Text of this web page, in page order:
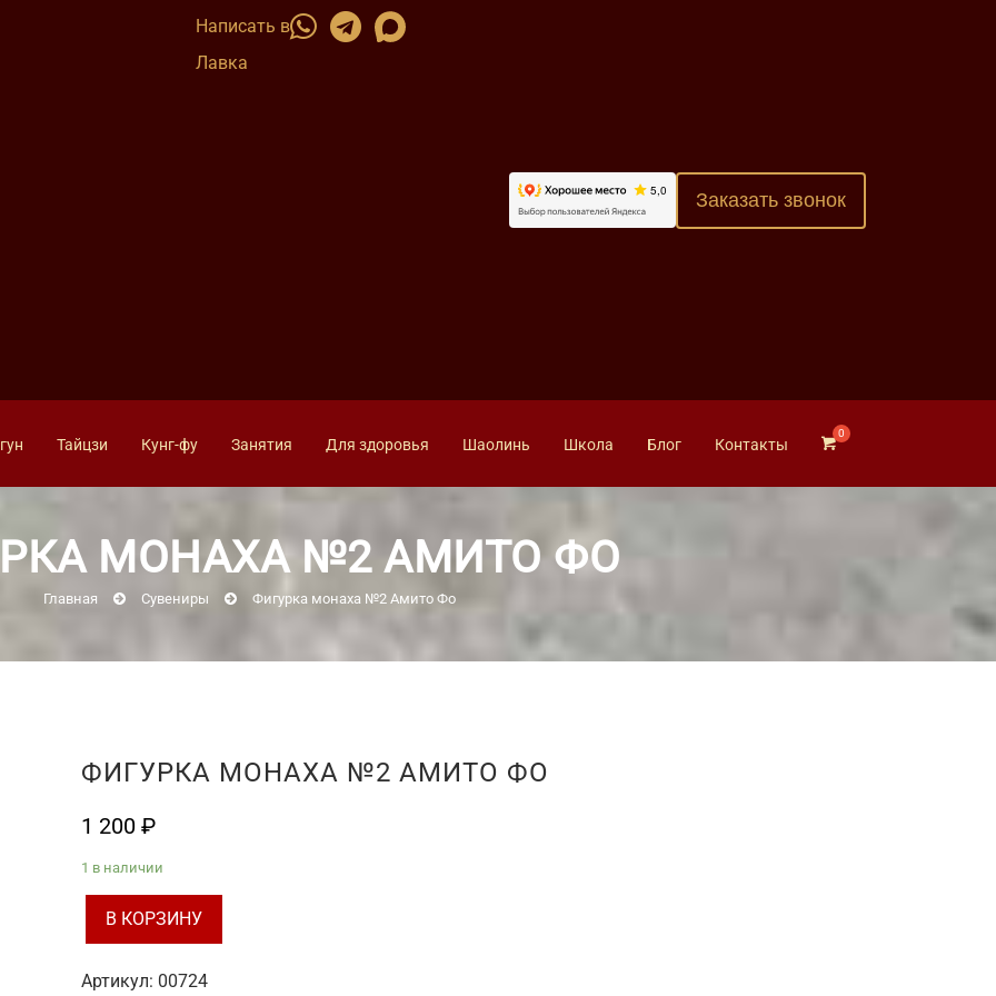
Написать в
Лавка
Заказать звонок
Тайцзи Кунг-фу Занятия Для здоровья Шаолинь Школа Блог Контакты
МОНАХА №2 АМИТО ФО
Главная Сувениры Фигурка монаха №2 Амито Фо
ФИГУРКА МОНАХА №2 АМИТО ФО
1 200 ₽
1 в наличии
В КОРЗИНУ
Артикул: 00724